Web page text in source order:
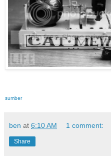
sumber
ben at 6:10 AM 1 comment:
Share